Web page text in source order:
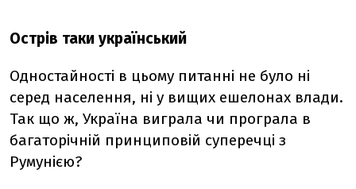
Острів таки український
Одностайності в цьому питанні не було ні
серед населення, ні у вищих ешелонах влади.
Так що ж, Україна виграла чи програла в
багаторічній принциповій суперечці з
Румунією?